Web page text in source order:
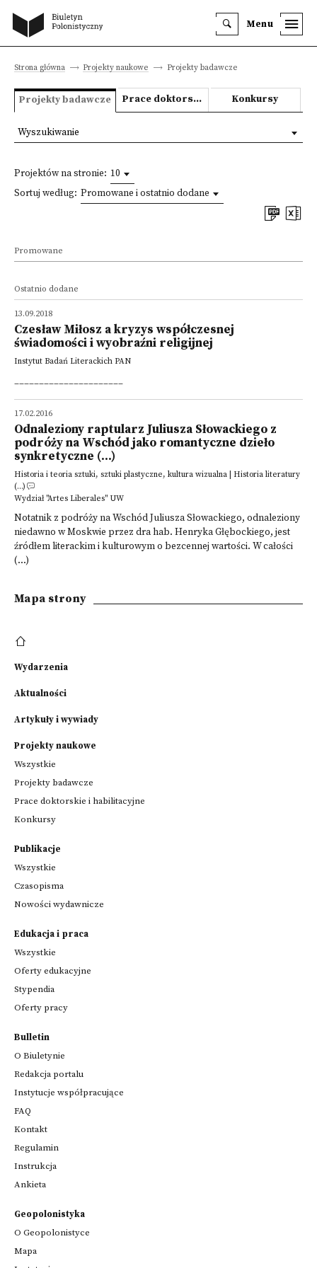
Menu
Strona główna Projekty naukowe Projekty badawcze
Projekty badawcze Prace doktorskie i habilitacyjne Konkursy
Projektów na stronie: 10
Sortuj według: Promowane i ostatnio dodane
Promowane
Ostatnio dodane
13.09.2018
Czesław Miłosz a kryzys współczesnej
świadomości i wyobraźni religijnej
Instytut Badań Literackich PAN
______________________
17.02.2016
Odnaleziony raptularz Juliusza Słowackiego z
podróży na Wschód jako romantyczne dzieło
synkretyczne (...)
Historia i teoria sztuki, sztuki plastyczne, kultura wizualna | Historia literatury
(...)
Wydział "Artes Liberales" UW
Notatnik z podróży na Wschód Juliusza Słowackiego, odnaleziony
niedawno w Moskwie przez dra hab. Henryka Głębockiego, jest
źródłem literackim i kulturowym o bezcennej wartości. W całości
(...)
Wyszukiwanie
Mapa strony
Wydarzenia
Aktualności
Artykuły i wywiady
Projekty naukowe
Wszystkie
Projekty badawcze
Prace doktorskie i habilitacyjne
Konkursy
Publikacje
Wszystkie
Czasopisma
Nowości wydawnicze
Edukacja i praca
Wszystkie
Oferty edukacyjne
Stypendia
Oferty pracy
Bulletin
O Biuletynie
Redakcja portalu
Instytucje współpracujące
FAQ
Kontakt
Regulamin
Instrukcja
Ankieta
Geopolonistyka
O Geopolonistyce
Mapa